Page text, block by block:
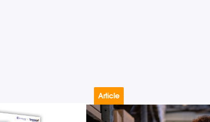
#Traçabilité #Wi-Fi
Article
#Communication #Gestion de parc